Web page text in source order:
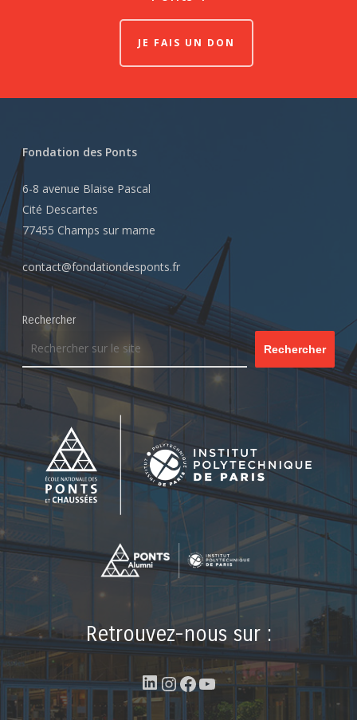
JE FAIS UN DON
Fondation des Ponts
6-8 avenue Blaise Pascal
Cité Descartes
77455 Champs sur marne
contact@fondationdesponts.fr
Rechercher
Rechercher
Retrouvez-nous sur :
LinkedIn
Instagram
Facebook
YouTube